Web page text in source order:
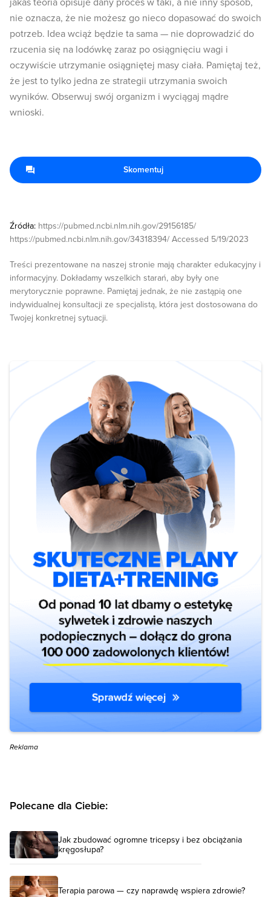
jakaś teoria opisuje dany proces w taki, a nie inny sposób,
nie oznacza, że nie możesz go nieco dopasować do swoich
potrzeb. Idea wciąż będzie ta sama — nie doprowadzić do
rzucenia się na lodówkę zaraz po osiągnięciu wagi i
oczywiście utrzymanie osiągniętej masy ciała. Pamiętaj też,
że jest to tylko jedna ze strategii utrzymania swoich
wyników. Obserwuj swój organizm i wyciągaj mądre
wnioski.
Źródła: https://pubmed.ncbi.nlm.nih.gov/29156185/
https://pubmed.ncbi.nlm.nih.gov/34318394/ Accessed 5/19/2023
Treści prezentowane na naszej stronie mają charakter edukacyjny i
informacyjny. Dokładamy wszelkich starań, aby były one
merytorycznie poprawne. Pamiętaj jednak, że nie zastąpią one
indywidualnej konsultacji ze specjalistą, która jest dostosowana do
Twojej konkretnej sytuacji.
Skomentuj
Reklama
Polecane dla Ciebie:
Jak zbudować ogromne tricepsy i bez obciążania
kręgosłupa?
Terapia parowa — czy naprawdę wspiera zdrowie?